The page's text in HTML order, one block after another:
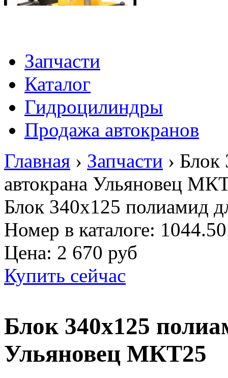
Запчасти
Каталог
Гидроцилиндры
Продажа автокранов
Главная › Запчасти › Блок
автокрана Ульяновец
Блок 340х125 полиамид
Номер в каталоге:
Цена: 2 670 руб
Купить сейчас
Блок 340х125
Ульяновец МКТ25